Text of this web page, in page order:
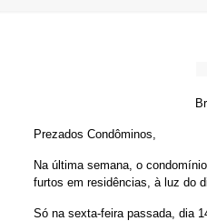
Prezados Condôminos,
Na última semana, o
furtos em residências, à luz do
Só na sexta-feira passada, dia